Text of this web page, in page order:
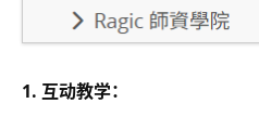
1. 互动教学：